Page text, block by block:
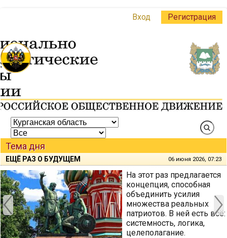
Вход Регистрация
Тема дня
ЕЩЁ РАЗ О БУДУЩЕМ 06 июня 2026, 07:23
На этот раз предлагается
концепция, способная
объединить усилия
множества реальных
патриотов. В ней есть всё:
системность, логика,
целеполагание.